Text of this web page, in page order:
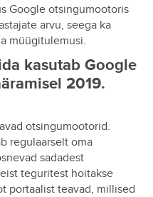
Google otsingumootoris
arvu, seega ka
müügitulemusi.
kasutab Google
2019.
otsingumootorid.
regulaarselt oma
sadadest
teguritest hoitakse
portaalist teavad, millised